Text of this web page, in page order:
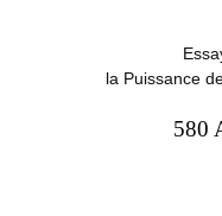
la Puissance
580